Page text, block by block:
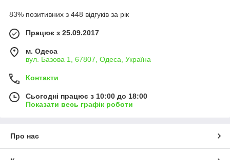
83% позитивних з 448 відгуків за рік
Працює з 25.09.2017
м. Одеса
вул. Базова 1, 67807, Одеса, Україна
Контакти
Сьогодні працює з 10:00 до 18:00
Показати весь графік роботи
Про нас